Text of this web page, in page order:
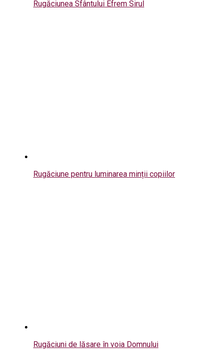
Rugăciunea Sfântului Efrem Sirul
Rugăciune pentru luminarea minții copiilor
Rugăciuni de lăsare în voia Domnului